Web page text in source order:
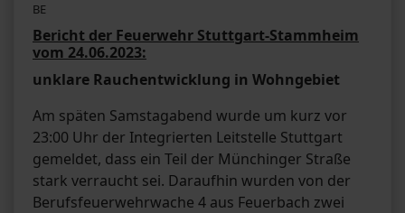
BE
Bericht der Feuerwehr Stuttgart-Stammheim
vom 24.06.2023:
unklare Rauchentwicklung in Wohngebiet
Am späten Samstagabend wurde um kurz vor
23:00 Uhr der Integrierten Leitstelle Stuttgart
gemeldet, dass ein Teil der Münchinger Straße
stark verraucht sei. Daraufhin wurden von der
Berufsfeuerwehrwache 4 aus Feuerbach zwei